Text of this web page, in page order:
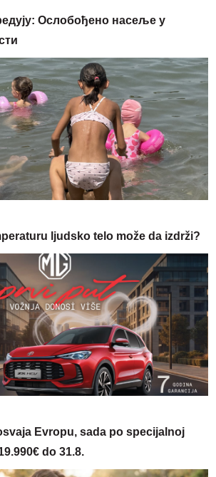
Ослобођено насеље у
ljudsko telo može da izdrži?
Evropu, sada po specijalnoj
do 31.8.